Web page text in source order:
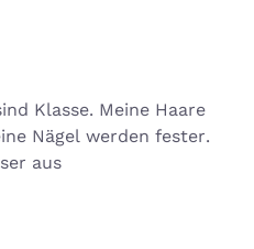
Klasse. Meine Haare
Nägel werden fester.
aus